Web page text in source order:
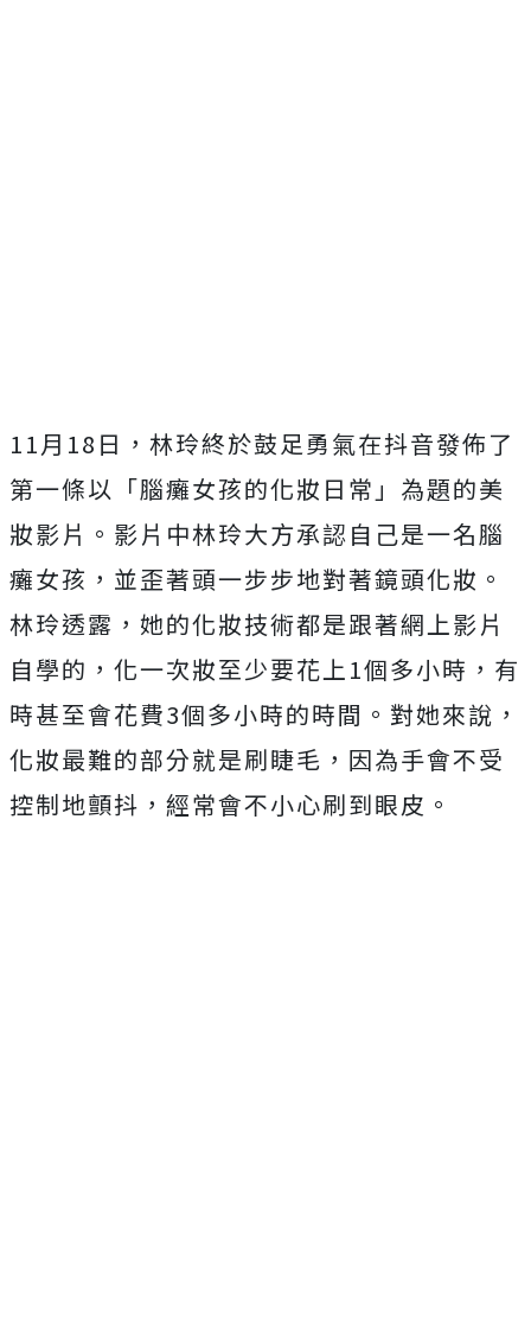
11月18日，林玲終於鼓足勇氣在抖音發佈了
第一條以「腦癱女孩的化妝日常」為題的美
妝影片。影片中林玲大方承認自己是一名腦
癱女孩，並歪著頭一步步地對著鏡頭化妝。
林玲透露，她的化妝技術都是跟著網上影片
自學的，化一次妝至少要花上1個多小時，有
時甚至會花費3個多小時的時間。對她來說，
化妝最難的部分就是刷睫毛，因為手會不受
控制地顫抖，經常會不小心刷到眼皮。